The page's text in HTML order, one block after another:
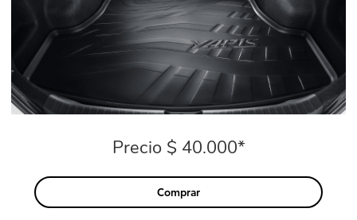
Precio
Precio $ 40.000*
Comprar